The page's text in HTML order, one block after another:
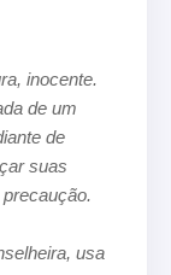
inocente.
de um
de
suas
precaução.
usa